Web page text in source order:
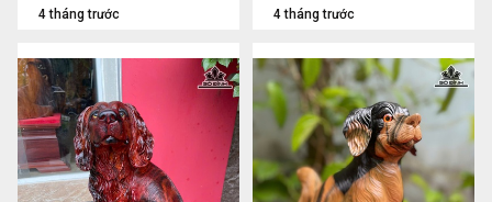
4 tháng trước 4 tháng trước